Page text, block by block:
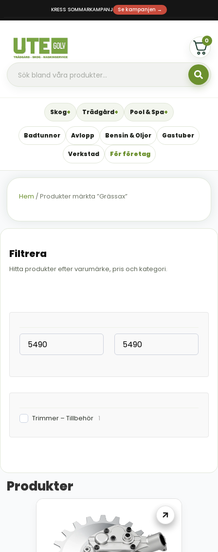
KRESS SOMMARKAMPANJ Se kampanjen →
0
Skog Trädgård Pool & Spa
Badtunnor Avlopp Bensin & Oljor Gastuber
Verkstad För företag
Hem / Produkter märkta ”Grässax”
Filtrera
Hitta produkter efter varumärke, pris och kategori.
Trimmer – Tillbehör 1
Produkter